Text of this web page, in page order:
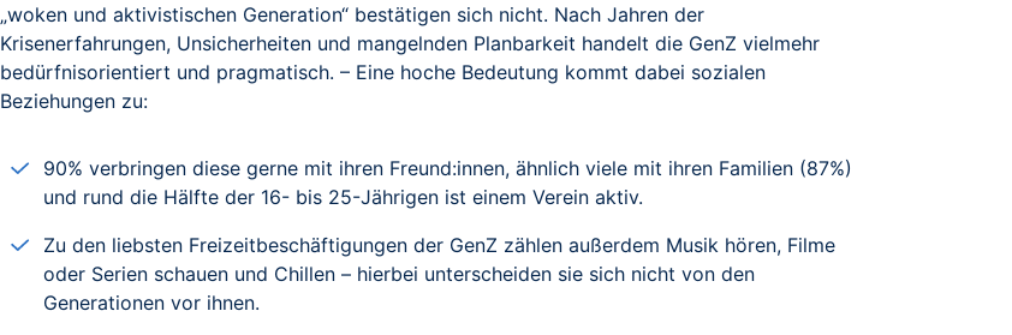
„woken und aktivistischen Generation“ bestätigen sich nicht. Nach Jahren der
Krisenerfahrungen, Unsicherheiten und mangelnden Planbarkeit handelt die GenZ vielmehr
bedürfnisorientiert und pragmatisch. – Eine hoche Bedeutung kommt dabei sozialen
Beziehungen zu:
90% verbringen diese gerne mit ihren Freund:innen, ähnlich viele mit ihren Familien (87%)
und rund die Hälfte der 16- bis 25-Jährigen ist einem Verein aktiv.
Zu den liebsten Freizeitbeschäftigungen der GenZ zählen außerdem Musik hören, Filme
oder Serien schauen und Chillen – hierbei unterscheiden sie sich nicht von den
Generationen vor ihnen.